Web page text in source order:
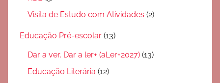
Visita de Estudo com Atividades (2)
Educação Pré-escolar (13)
Dar a ver, Dar a ler+ (aLer+2027) (13)
Educação Literária (12)